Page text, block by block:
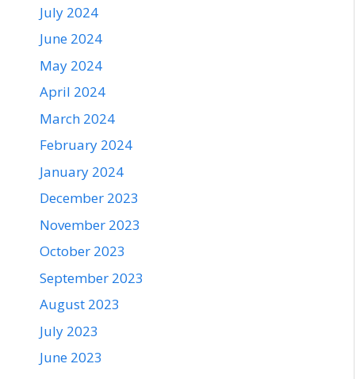
July 2024
June 2024
May 2024
April 2024
March 2024
February 2024
January 2024
December 2023
November 2023
October 2023
September 2023
August 2023
July 2023
June 2023